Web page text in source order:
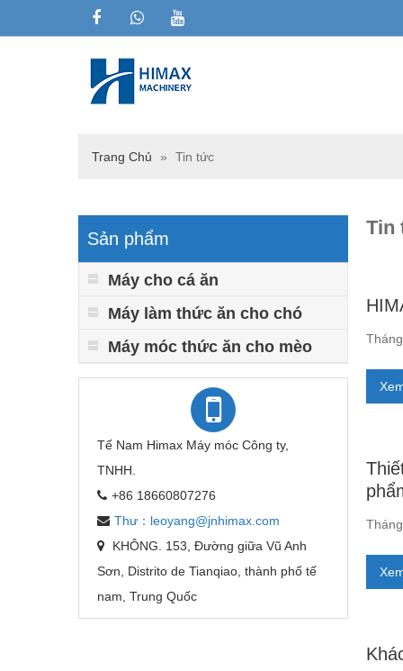
Trang Chủ » Tin tức
Tin
Sản phẩm
Máy cho cá ăn
Máy làm thức ăn cho chó
Máy móc thức ăn cho mèo
Tế Nam Himax Máy móc Công ty,
TNHH.
+86 18660807276
Thư：leoyang@jnhimax.com
KHÔNG. 153, Đường giữa Vũ Anh
Sơn, Distrito de Tianqiao, thành phố tế
nam, Trung Quốc